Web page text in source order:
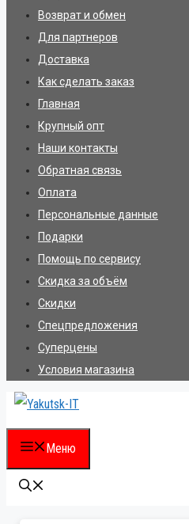
Возврат и обмен
Для партнеров
Доставка
Как сделать заказ
Главная
Крупный опт
Наши контакты
Обратная связь
Оплата
Персональные данные
Подарки
Помощь по сервису
Скидка за объём
Скидки
Спецпредложения
Суперцены
Условия магазина
Меню